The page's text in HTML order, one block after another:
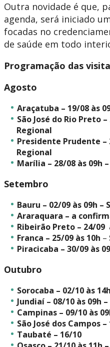
Outra novidade é que,
agenda, será iniciado
focadas no
de saúde em todo
Programação das
Agosto
Araçatuba – 19/08 às
São José do Rio Preto
Regional
Presidente Prudente –
Regional
Marília – 28/08 às 09h –
Setembro
Bauru – 02/09 às 09h –
Araraquara – a
Ribeirão Preto – 24/09
Franca – 25/09 às 10h –
Piracicaba – 30/09 às
Outubro
Sorocaba – 02/10 às
Jundiaí – 08/10 às 09h –
Campinas – 09/10 às
São José dos Campos
Taubaté – 16/10